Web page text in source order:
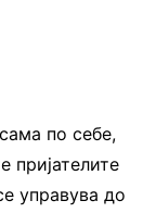
по себе,
пријателите
управува до